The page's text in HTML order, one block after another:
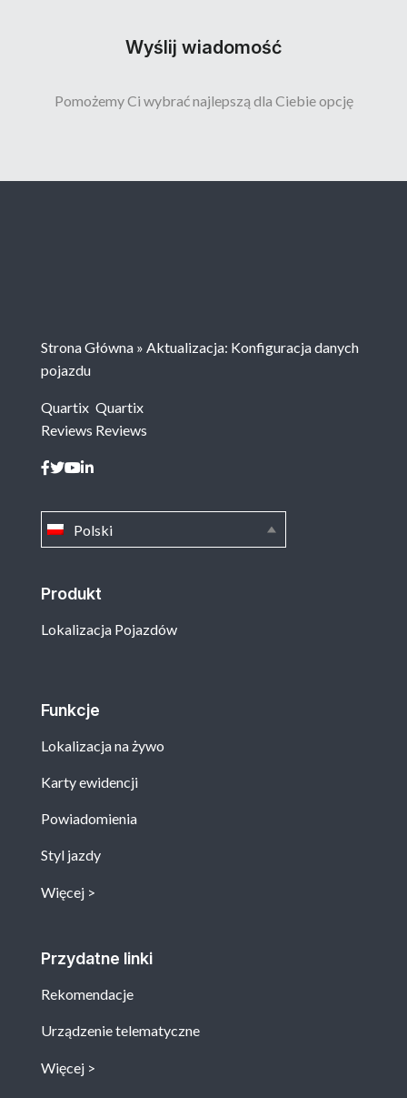
Wyślij wiadomość
Pomożemy Ci wybrać najlepszą dla Ciebie opcję
Produkt
Lokalizacja Pojazdów
Funkcje
Lokalizacja na żywo
Karty ewidencji
Powiadomienia
Styl jazdy
Więcej
Przydatne linki
Rekomendacje
Urządzenie telematyczne
Więcej
Polski
Strona Główna » Aktualizacja: Konfiguracja danych
pojazdu
Quartix
Reviews
Quartix
Reviews